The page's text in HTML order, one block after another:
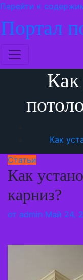
Перейти к
Портал
Как
Как
Статьи
Как
карниз?
от admin Май 24,